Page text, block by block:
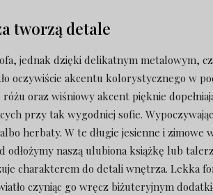
tworzą detale
jednak dzięki delikatnym metalowym,
oczywiście akcentu kolorystycznego w
oraz wiśniowy akcent pięknie
przy tak wygodniej sofie.
herbaty. W te długie jesienne i zimowe
naszą ulubiona książkę lub
charakterem do detali wnętrza. Lekka
czyniąc go wręcz biżuteryjnym